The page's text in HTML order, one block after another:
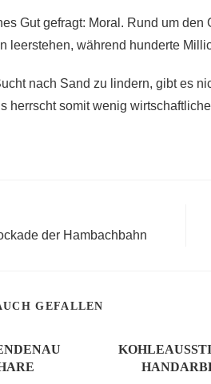
Gut gefragt: Moral. Rund um
leerstehen, während hunderte
nach Sand zu lindern, gibt es
herrscht somit wenig
der Hambachbahn
GEFALLEN